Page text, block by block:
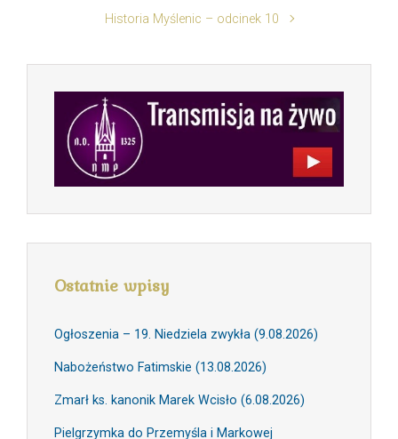
Historia Myślenic – odcinek 10
Ostatnie wpisy
Ogłoszenia – 19. Niedziela zwykła (9.08.2026)
Nabożeństwo Fatimskie (13.08.2026)
Zmarł ks. kanonik Marek Wcisło (6.08.2026)
Pielgrzymka do Przemyśla i Markowej